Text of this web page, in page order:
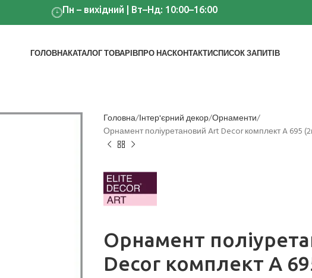
Пн – вихідний | Вт–Нд: 10:00–16:00
ГОЛОВНАКАТАЛОГ ТОВАРІВПРО НАСКОНТАКТИСПИСОК ЗАПИТІВ
Головна Інтер'єрний декор Орнаменти
Орнамент поліуретановий Art Decor комплект A 695
Орнамент
Decor комплект A